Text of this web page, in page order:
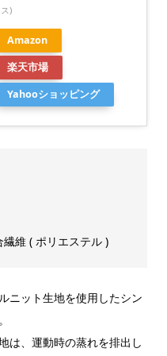
ス)
Amazon
楽天市場
Yahooショッピング
維 ( ポリエステル )
ニット生地を使用したシン
は、運動時の蒸れを排出し